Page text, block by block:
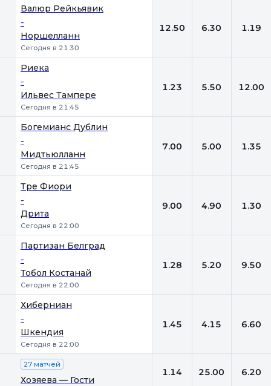
Валюр Рейкьявик
-
Норшелланн
Сегодня в 21:30
12.50 6.30 1.19
Риека
-
Ильвес Тампере
Сегодня в 21:45
1.23 5.50 12.00
Богемианс Дублин
-
Мидтьюлланн
Сегодня в 21:45
7.00 5.00 1.35
Тре Фиори
-
Дрита
Сегодня в 22:00
9.00 4.90 1.30
Партизан Белград
-
Тобол Костанай
Сегодня в 22:00
1.28 5.20 9.50
Хиберниан
-
Шкендия
Сегодня в 22:00
1.45 4.15 6.60
27 матчей
Хозяева — Гости
1.14 25.00 6.20